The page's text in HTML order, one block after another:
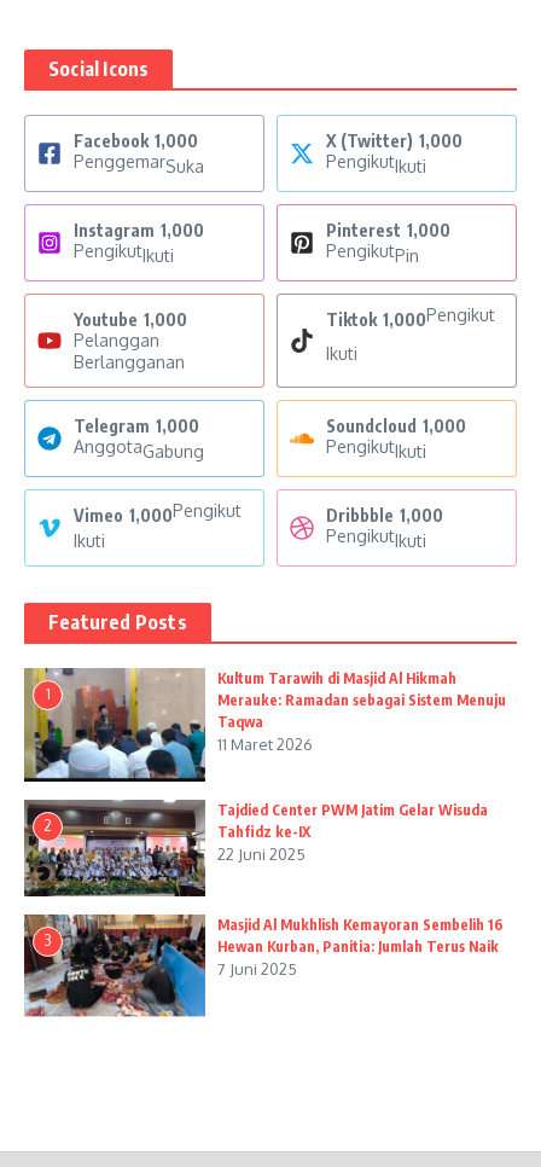
Social Icons
Facebook 1,000
PenggemarSuka
X (Twitter) 1,000
PengikutIkuti
Instagram 1,000
PengikutIkuti
Pinterest 1,000
PengikutPin
Youtube 1,000
Pelanggan
Berlangganan
Tiktok 1,000Pengikut
Ikuti
Telegram 1,000
AnggotaGabung
Soundcloud 1,000
PengikutIkuti
Vimeo 1,000Pengikut
Ikuti
Dribbble 1,000
PengikutIkuti
Featured Posts
1
Kultum Tarawih di Masjid Al Hikmah
Merauke: Ramadan sebagai Sistem Menuju
Taqwa
11 Maret 2026
2
Tajdied Center PWM Jatim Gelar Wisuda
Tahfidz ke-IX
22 Juni 2025
3
Masjid Al Mukhlish Kemayoran Sembelih 16
Hewan Kurban, Panitia: Jumlah Terus Naik
7 Juni 2025